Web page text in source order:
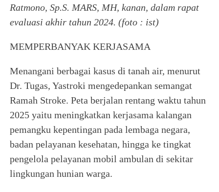
Ratmono, Sp.S. MARS, MH, kanan, dalam rapat
evaluasi akhir tahun 2024. (foto : ist)
MEMPERBANYAK KERJASAMA
Menangani berbagai kasus di tanah air, menurut
Dr. Tugas, Yastroki mengedepankan semangat
Ramah Stroke. Peta berjalan rentang waktu tahun
2025 yaitu meningkatkan kerjasama kalangan
pemangku kepentingan pada lembaga negara,
badan pelayanan kesehatan, hingga ke tingkat
pengelola pelayanan mobil ambulan di sekitar
lingkungan hunian warga.